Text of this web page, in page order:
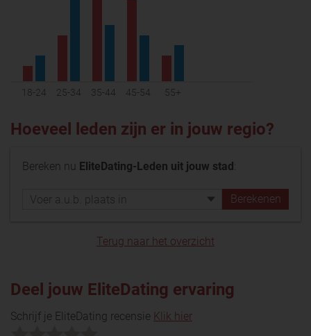
18-24 25-34 35-44 45-54 55+
Hoeveel leden zijn er in jouw regio?
Bereken nu EliteDating-Leden uit jouw stad :
Terug naar het overzicht
Deel jouw EliteDating ervaring
Schrijf je EliteDating recensie Klik hier